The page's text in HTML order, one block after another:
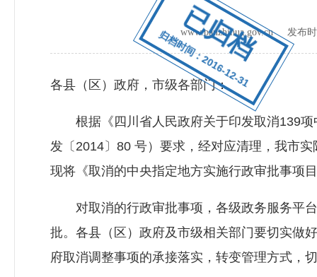
已归档
归档时间：2016-12-31
www.panzhihua.gov.cn 发布
各县（区）政府，市级各部门：
根据《四川省人民政府关于印发取消139项
发〔2014〕80 号）要求，经对应清理，我市
现将《取消的中央指定地方实施行政审批事项
对取消的行政审批事项，各级政务服务平台
批。各县（区）政府及市级相关部门要切实做
府取消调整事项的承接落实，转变管理方式，